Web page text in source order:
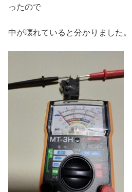
ったので
中が壊れていると分かりました。